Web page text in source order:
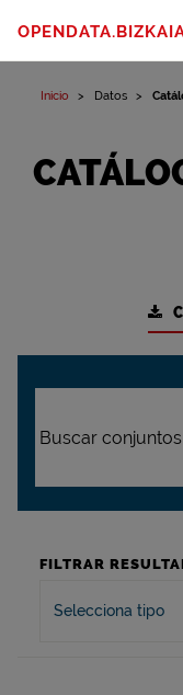
Inicio Datos
FILTRAR
Selecciona tipo